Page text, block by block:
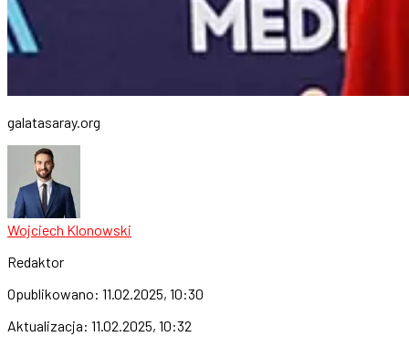
galatasaray.org
Wojciech Klonowski
Redaktor
Opublikowano: 11.02.2025, 10:30
Aktualizacja: 11.02.2025, 10:32